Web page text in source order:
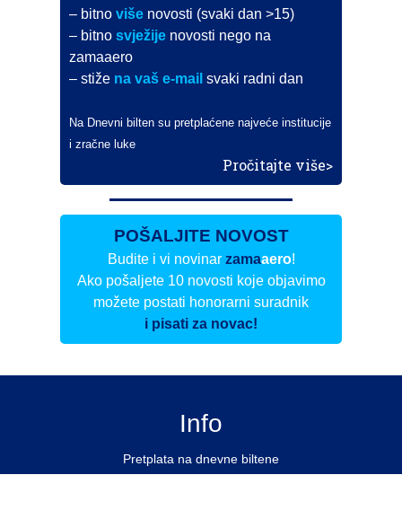
– bitnoviše novosti (svaki dan >15)
– bitnosvježije novosti nego na
zamaaero
– stiže na vaš e-mail svaki radni dan
Na Dnevni bilten su pretplaćene najveće institucije
i zračne luke
Pročitajte više>
POŠALJITE NOVOST
Budite i vi novinar zamaaero!
Ako pošaljete 10 novosti koje objavimo
možete postati honorarni suradnik
i pisati za novac!
Info
Pretplata na dnevne biltene